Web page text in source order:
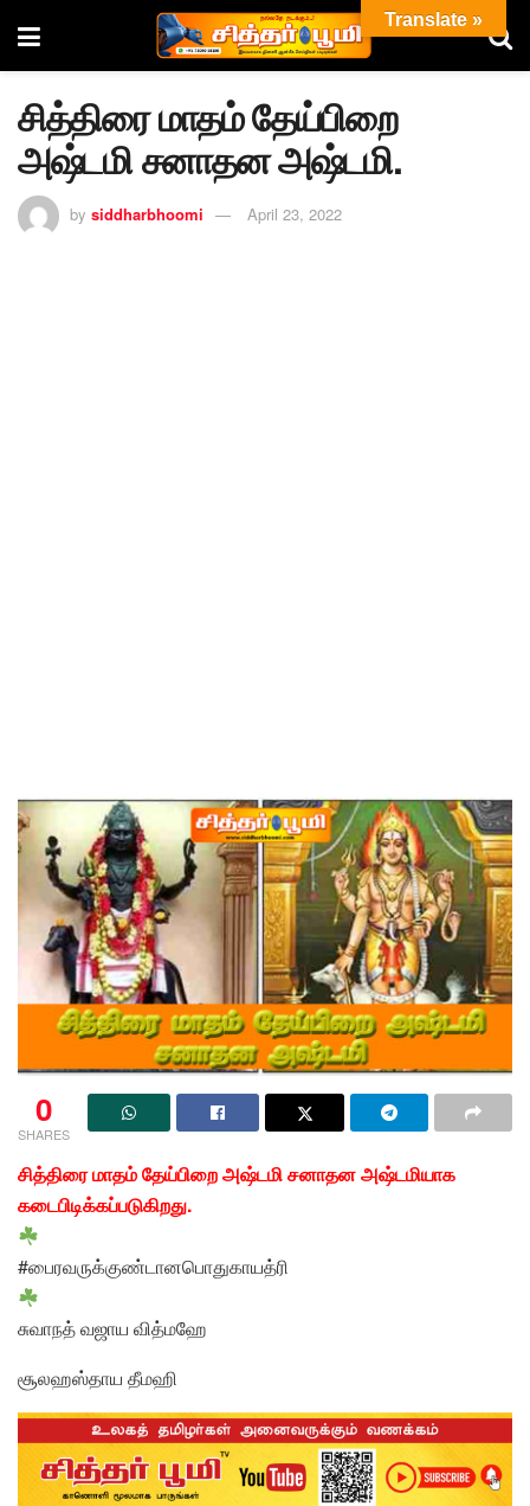
சித்திரை மாதம் தேய்பிறை
அஷ்டமி சனாதன அஷ்டமி.
by siddharbhoomi April 23, 2022
0
SHARES
சித்திரை மாதம் தேய்பிறை அஷ்டமி சனாதன அஷ்டமியாக
கடைபிடிக்கப்படுகிறது.
#பைரவருக்குண்டானபொதுகாயத்ரி
சுவாநத் வஜாய வித்மஹே
சூலஹஸ்தாய தீமஹி
Translate »